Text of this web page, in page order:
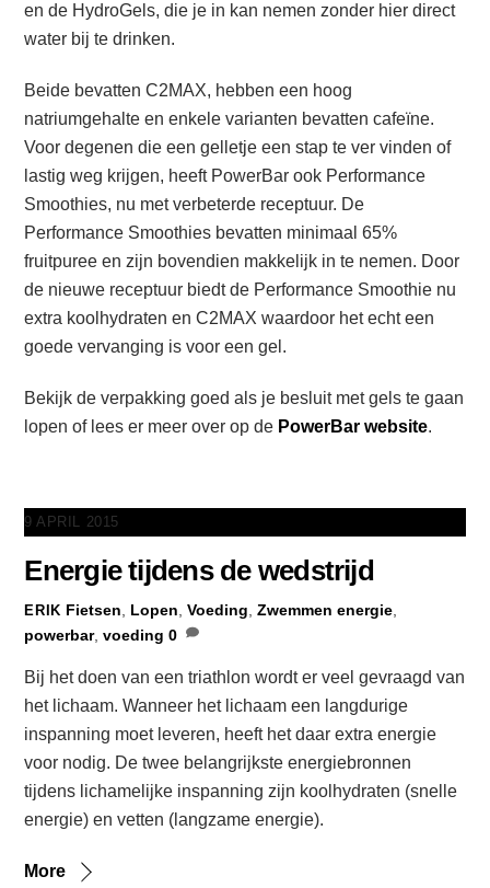
en de HydroGels, die je in kan nemen zonder hier direct
water bij te drinken.
Beide bevatten C2MAX, hebben een hoog
natriumgehalte en enkele varianten bevatten cafeïne.
Voor degenen die een gelletje een stap te ver vinden of
lastig weg krijgen, heeft PowerBar ook Performance
Smoothies, nu met verbeterde receptuur. De
Performance Smoothies bevatten minimaal 65%
fruitpuree en zijn bovendien makkelijk in te nemen. Door
de nieuwe receptuur biedt de Performance Smoothie nu
extra koolhydraten en C2MAX waardoor het echt een
goede vervanging is voor een gel.
Bekijk de verpakking goed als je besluit met gels te gaan
lopen of lees er meer over op de PowerBar website.
9 APRIL 2015
Energie tijdens de wedstrijd
ERIK Fietsen Lopen Voeding Zwemmen energie
powerbar,voeding 0
Bij het doen van een triathlon wordt er veel gevraagd van
het lichaam. Wanneer het lichaam een langdurige
inspanning moet leveren, heeft het daar extra energie
voor nodig. De twee belangrijkste energiebronnen
tijdens lichamelijke inspanning zijn koolhydraten (snelle
energie) en vetten (langzame energie).
More